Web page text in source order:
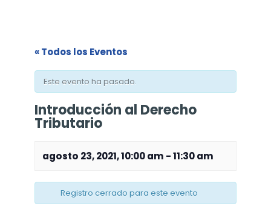
« Todos los Eventos
Este evento ha pasado.
Introducción al Derecho
Tributario
agosto 23, 2021, 10:00 am -11:30 am
Registro cerrado para este evento